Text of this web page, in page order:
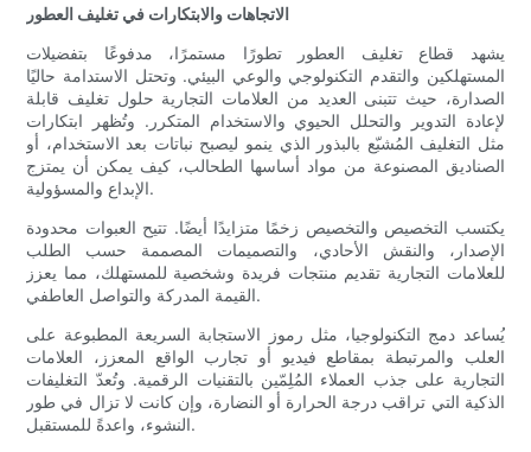
الاتجاهات والابتكارات في تغليف العطور
يشهد قطاع تغليف العطور تطورًا مستمرًا، مدفوعًا بتفضيلات
المستهلكين والتقدم التكنولوجي والوعي البيئي. وتحتل الاستدامة حاليًا
الصدارة، حيث تتبنى العديد من العلامات التجارية حلول تغليف قابلة
لإعادة التدوير والتحلل الحيوي والاستخدام المتكرر. وتُظهر ابتكارات
مثل التغليف المُشبّع بالبذور الذي ينمو ليصبح نباتات بعد الاستخدام، أو
الصناديق المصنوعة من مواد أساسها الطحالب، كيف يمكن أن يمتزج
الإبداع والمسؤولية.
يكتسب التخصيص والتخصيص زخمًا متزايدًا أيضًا. تتيح العبوات محدودة
الإصدار، والنقش الأحادي، والتصميمات المصممة حسب الطلب
للعلامات التجارية تقديم منتجات فريدة وشخصية للمستهلك، مما يعزز
القيمة المدركة والتواصل العاطفي.
يُساعد دمج التكنولوجيا، مثل رموز الاستجابة السريعة المطبوعة على
العلب والمرتبطة بمقاطع فيديو أو تجارب الواقع المعزز، العلامات
التجارية على جذب العملاء المُلِمّين بالتقنيات الرقمية. وتُعدّ التغليفات
الذكية التي تراقب درجة الحرارة أو النضارة، وإن كانت لا تزال في طور
النشوء، واعدةً للمستقبل.